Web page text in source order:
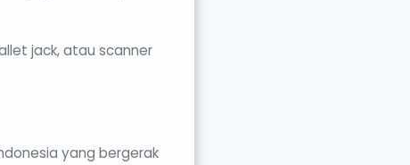
jack, atau scanner
yang bergerak